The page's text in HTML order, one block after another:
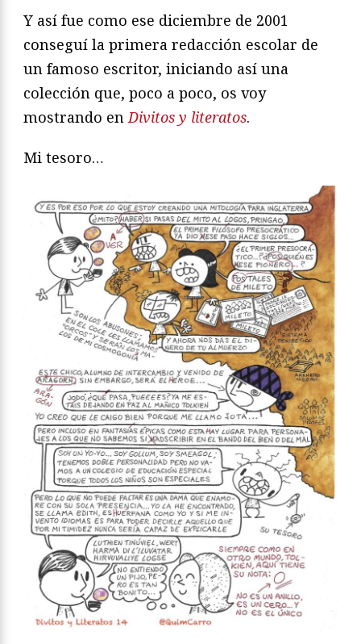
Y así fue como ese diciembre de 2001
conseguí la primera redacción escolar de
un famoso escritor, iniciando así una
colección que, poco a poco, os voy
mostrando enDivitos y literatos.
Mi tesoro…